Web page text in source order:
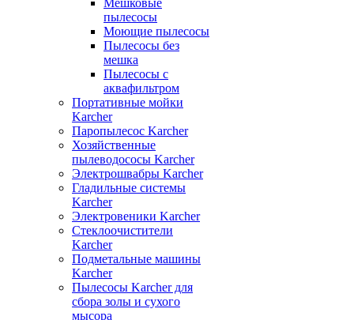
Мешковые
пылесосы
Моющие пылесосы
Пылесосы без
мешка
Пылесосы с
аквафильтром
Портативные мойки
Karcher
Паропылесос Karcher
Хозяйственные
пылеводососы Karcher
Электрошвабры Karcher
Гладильные системы
Karcher
Электровеники Karcher
Стеклоочистители
Karcher
Подметальные машины
Karcher
Пылесосы Karcher для
сбора золы и сухого
мысора